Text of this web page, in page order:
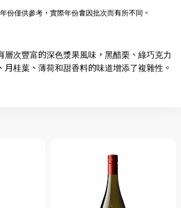
份僅供參考，實際年份會因批次而有所不同。
層次豐富的深色漿果風味，黑醋栗、綠巧克力
月桂葉、薄荷和甜香料的味道增添了複雜性。